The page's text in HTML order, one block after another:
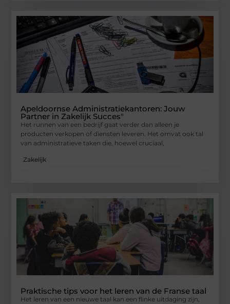
Apeldoornse Administratiekantoren: Jouw
Partner in Zakelijk Succes"
Het runnen van een bedrijf gaat verder dan alleen je
producten verkopen of diensten leveren. Het omvat ook tal
van administratieve taken die, hoewel cruciaal,
Zakelijk
Praktische tips voor het leren van de Franse taal
Het leren van een nieuwe taal kan een flinke uitdaging zijn,